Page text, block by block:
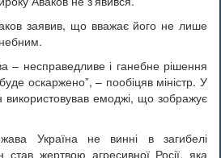
заявив, що вважає його не лише
– несправедливе і ганебне рішення
оскаржено”, – пообіцяв міністр. У
використовував емоджі, що зображує
Україна не винні в загибелі
став жертвою агресивної Росії, яка